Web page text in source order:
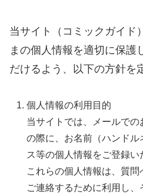
当サイト（コミックガイド
まの個人情報を適切に保護
だけるよう、以下の方針を
個人情報の利用目的
当サイトでは、メールでの
の際に、お名前（ハンドル
ス等の個人情報をご登録い
これらの個人情報は、質
ご連絡するために利用し